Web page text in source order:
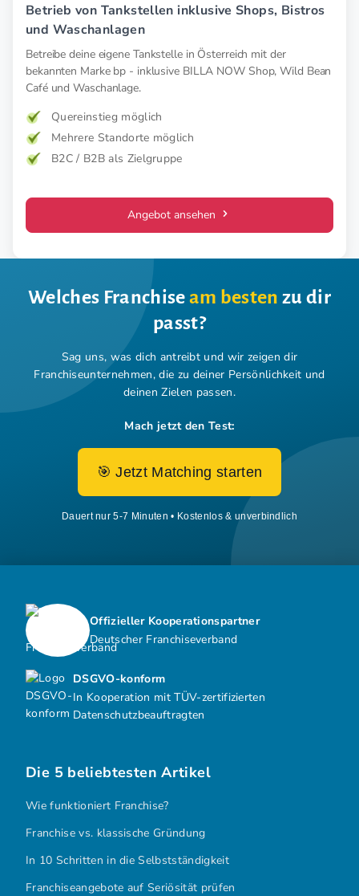
Betrieb von Tankstellen inklusive Shops, Bistros
und Waschanlagen
Betreibe deine eigene Tankstelle in Österreich mit der
bekannten Marke bp - inklusive BILLA NOW Shop, Wild Bean
Café und Waschanlage.
Quereinstieg möglich
Mehrere Standorte möglich
B2C / B2B als Zielgruppe
Angebot ansehen
Welches Franchiseam besten zu dir
passt?
Sag uns, was dich antreibt und wir zeigen dir
Franchiseunternehmen, die zu deiner Persönlichkeit und
deinen Zielen passen.
Mach jetzt den Test:
🎯 Jetzt Matching starten
Dauert nur 5-7 Minuten • Kostenlos & unverbindlich
DSGVO-konform
In Kooperation mit TÜV-zertifizierten
Datenschutzbeauftragten
Offizieller Kooperationspartner
Deutscher Franchiseverband
Die 5 beliebtesten Artikel
Wie funktioniert Franchise?
Franchise vs. klassische Gründung
In 10 Schritten in die Selbstständigkeit
Franchiseangebote auf Seriösität prüfen